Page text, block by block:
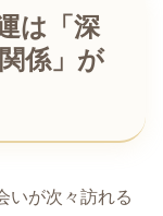
は「深
係」が
いが次々訪れる